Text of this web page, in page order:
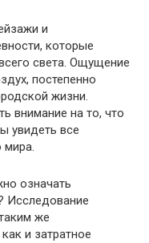
и
которые
света. Ощущение
постепенно
жизни.
внимание на то, что
увидеть все
мира.
означать
Исследование
же
и затратное